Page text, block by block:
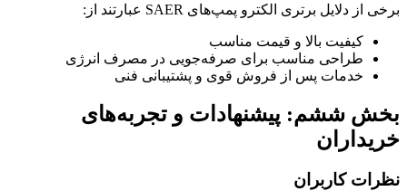
برخی از دلایل برتری الکترو پمپ‌های SAER عبارتند از:
کیفیت بالا و قیمت مناسب
طراحی‌ مناسب برای صرفه‌جویی در مصرف انرژی
خدمات پس از فروش قوی و پشتیبانی فنی
بخش ششم: پیشنهادات و تجربه‌های
خریداران
نظرات کاربران